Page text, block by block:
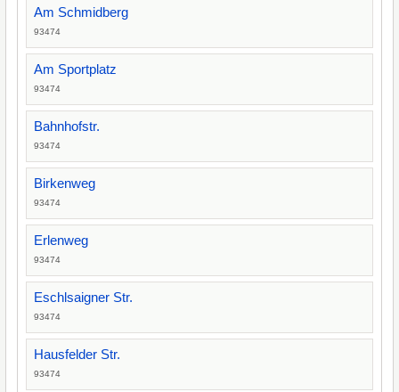
Am Schmidberg
93474
Am Sportplatz
93474
Bahnhofstr.
93474
Birkenweg
93474
Erlenweg
93474
Eschlsaigner Str.
93474
Hausfelder Str.
93474